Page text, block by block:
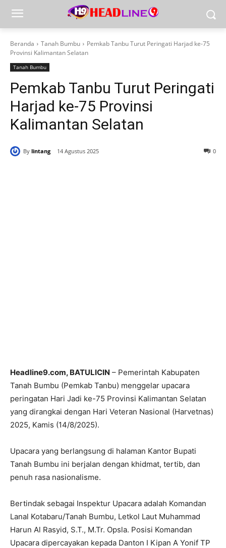
Beranda Tanah Bumbu
Pemkab Tanbu Turut Peringati Harjad ke-75
Provinsi Kalimantan Selatan
Tanah Bumbu
Pemkab Tanbu Turut Peringati
Harjad ke-75 Provinsi
Kalimantan Selatan
By lintang 14 Agustus 2025 0
Headline9.com, BATULICIN – Pemerintah Kabupaten
Tanah Bumbu (Pemkab Tanbu) menggelar upacara
peringatan Hari Jadi ke-75 Provinsi Kalimantan Selatan
yang dirangkai dengan Hari Veteran Nasional (Harvetnas)
2025, Kamis (14/8/2025).
Upacara yang berlangsung di halaman Kantor Bupati
Tanah Bumbu ini berjalan dengan khidmat, tertib, dan
penuh rasa nasionalisme.
Bertindak sebagai Inspektur Upacara adalah Komandan
Lanal Kotabaru/Tanah Bumbu, Letkol Laut Muhammad
Harun Al Rasyid, S.T., M.Tr. Opsla. Posisi Komandan
Upacara dipercayakan kepada Danton I Kipan A Yonif TP